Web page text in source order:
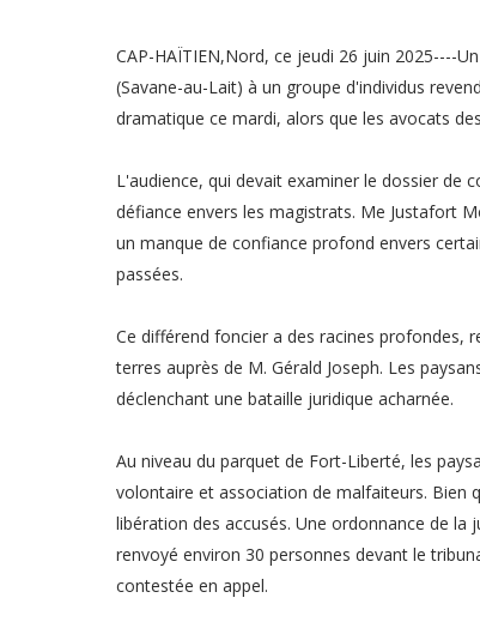
CAP-HAÏTIEN,Nord, ce jeudi 26 juin 2025----
(Savane-au-Lait) à un groupe d'individus
dramatique ce mardi, alors que les avocats
L'audience, qui devait examiner le dossier de
défiance envers les magistrats. Me Justafort
un manque de confiance profond envers
passées.
Ce différend foncier a des racines profondes,
terres auprès de M. Gérald Joseph. Les
déclenchant une bataille juridique acharnée.
Au niveau du parquet de Fort-Liberté, les
volontaire et association de malfaiteurs. Bien
libération des accusés. Une ordonnance de
renvoyé environ 30 personnes devant le
contestée en appel.